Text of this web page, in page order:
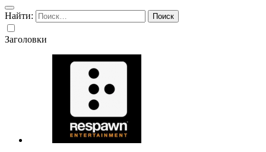
Найти:
Заголовки